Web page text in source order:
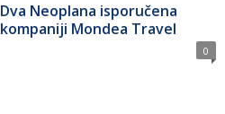
Dva Neoplana isporučena
kompaniji Mondea Travel
0